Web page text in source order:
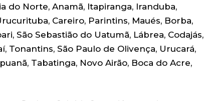
do Norte, Anamã, Itapiranga, Iranduba,
Careiro, Parintins, Maués, Borba,
São Sebastião do Uatumã, Lábrea, Codajás,
Tonantins, São Paulo de Olivença, Urucará,
Tabatinga, Novo Airão, Boca do Acre,